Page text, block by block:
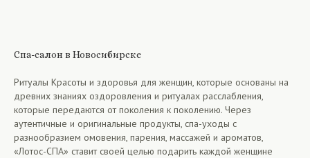
Спа-салон в Новосибирске
Ритуалы Красоты и здоровья для женщин, которые основаны на
древних знаниях оздоровления и ритуалах расслабления,
которые передаются от поколения к поколению. Через
аутентичные и оригинальные продукты, спа-уходы с
разнообразием омовения, парения, массажей и ароматов,
«Лотос-СПА» ставит своей целью подарить каждой женщине